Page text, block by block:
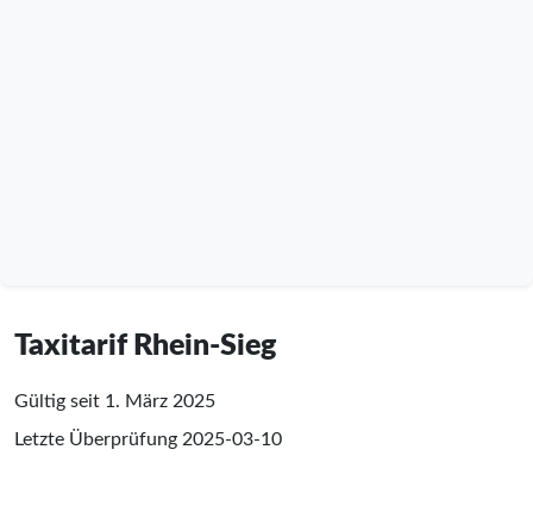
Taxitarif Rhein-Sieg
Gültig seit 1. März 2025
Letzte Überprüfung 2025-03-10